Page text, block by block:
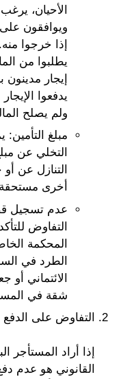
الأحيان،
ويوافقون على
إذا خرجوا
يطلبوا من
إيجار مدينون
يدفعوا
ولم يصلح
مبلغ
التخلي عن
التنازل عن
أخرى
عدم تسجيل
التفاوض
المحكمة
الطرد في
الائتماني
شقة في
التفاوض على الدفع
إذا أراد المستأجر
القانوني هو عدم